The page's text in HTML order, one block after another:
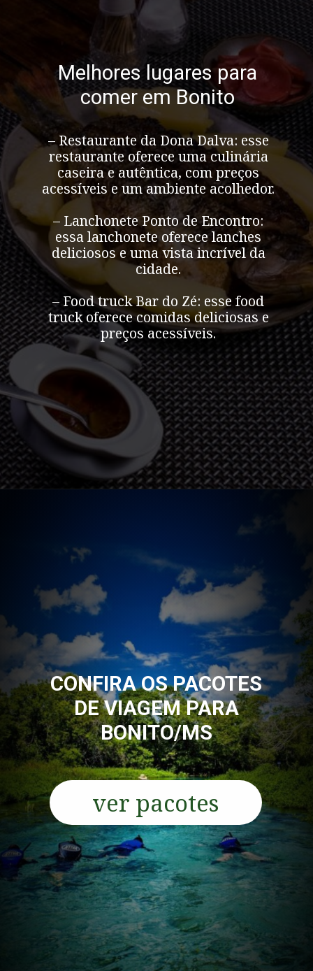
Melhores lugares para
comer em Bonito
– Restaurante da Dona Dalva: esse
restaurante oferece uma culinária
caseira e autêntica, com preços
acessíveis e um ambiente acolhedor.
– Lanchonete Ponto de Encontro:
essa lanchonete oferece lanches
deliciosos e uma vista incrível da
cidade.
– Food truck Bar do Zé: esse food
truck oferece comidas deliciosas e
preços acessíveis.
CONFIRA OS PACOTES
DE VIAGEM PARA
BONITO/MS
ver pacotes